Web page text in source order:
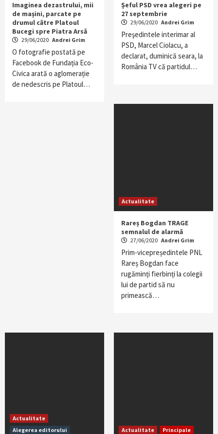
Imaginea dezastrului, mii
de mașini, parcate pe
drumul către Platoul
Bucegi spre Piatra Arsă
29/06/2020 Andrei Grim
O fotografie postată pe
Facebook de Fundația Eco-
Civica arată o aglomerație
de nedescris pe Platoul…
Șeful PSD vrea alegeri pe
27 septembrie
29/06/2020 Andrei Grim
Preşedintele interimar al
PSD, Marcel Ciolacu, a
declarat, duminică seara, la
România TV că partidul…
Actualitate
Rareș Bogdan TRAGE
semnalul de alarmă
27/06/2020 Andrei Grim
Prim-vicepreședintele PNL
Rareș Bogdan face
rugăminți fierbinți la colegii
lui de partid să nu
primească…
Actualitate
Alegerea editorului
Actualitate Principale